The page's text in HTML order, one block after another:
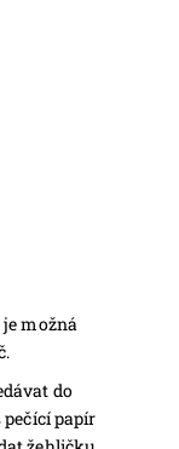
možná
do
papír